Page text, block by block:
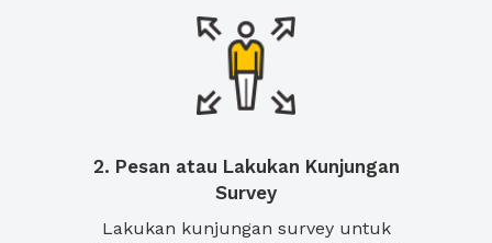
2. Pesan atau Lakukan Kunjungan
Survey
Lakukan kunjungan survey untuk